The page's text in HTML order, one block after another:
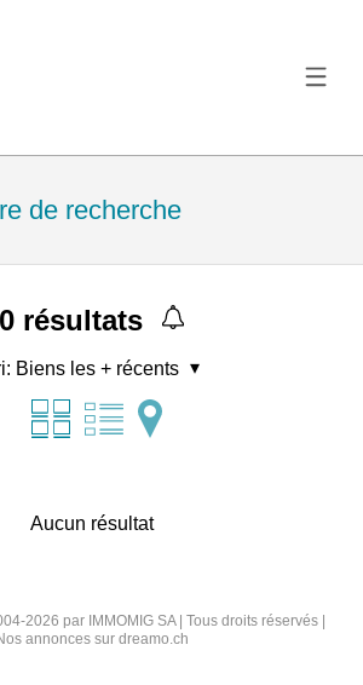
de recherche
0résultats
Biens les + récents
Aucun résultat
2026 par IMMOMIG SA | Tous droits réservés |
annonces sur dreamo.ch